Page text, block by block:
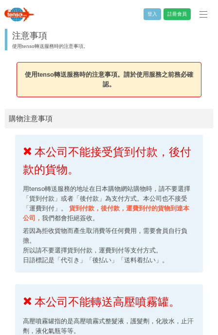
登入 註冊會員
注意事項
使用tenso轉送服務時的注意事項。
使用tenso轉送服務時的注意事項。請於使用服務之前務必確
認。
購物注意事項
本公司不能接受貨到付款，後付
款的貨物。
用tenso轉送服務的地址在日本購物網站購物時，請不要選擇
「貨到付款」或者「後付款」為支付方式。本公司也不接受
「運費到付」。 貨到付款，後付款，運費到付的貨物到達本
公司， 我們都會拒絕簽收。
若因為拒收貨物而產生取消費等任何費用，需要會員自行負
擔。
所以請不要選擇貨到付款，運費到付等支付方式。
日語標記是「代引き」「後払い」「送料着払い」。
本公司不能轉送高壓噴霧罐。
高壓噴霧罐指的是高壓噴霧式整髮液，護髮劑，化妝水，止汗
劑，液化氣瓶等等。